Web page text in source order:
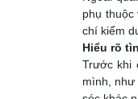
phụ
chí kiểm
Hiểu rõ
Trước khi
mình,